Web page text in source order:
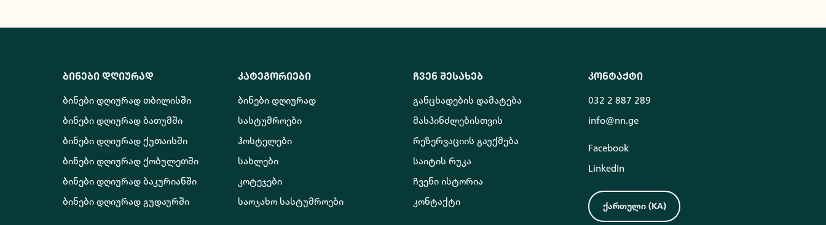
ბინები დღიურად
ბინები დღიურად თბილისში
ბინები დღიურად ბათუმში
ბინები დღიურად ქუთაისში
ბინები დღიურად ქობულეთში
ბინები დღიურად ბაკურიანში
ბინები დღიურად გუდაურში
კატეგორიები
ბინები დღიურად
სასტუმროები
ჰოსტელები
სახლები
კოტეჯები
საოჯახო სასტუმროები
ჩვენ შესახებ
განცხადების დამატება
მასპინძლებისთვის
რეზერვაციის გაუქმება
საიტის რუკა
ჩვენი ისტორია
კონტაქტი
კონტაქტი
032 2 887 289
info@nn.ge
Facebook
LinkedIn
ქართული (KA)